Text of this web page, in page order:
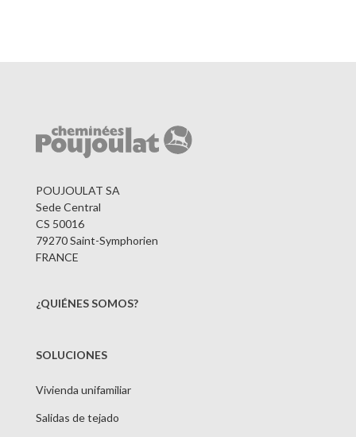
POUJOULAT SA
Sede Central
CS 50016
79270 Saint-Symphorien
FRANCE
¿QUIÉNES SOMOS?
SOLUCIONES
Vivienda unifamiliar
Salidas de tejado